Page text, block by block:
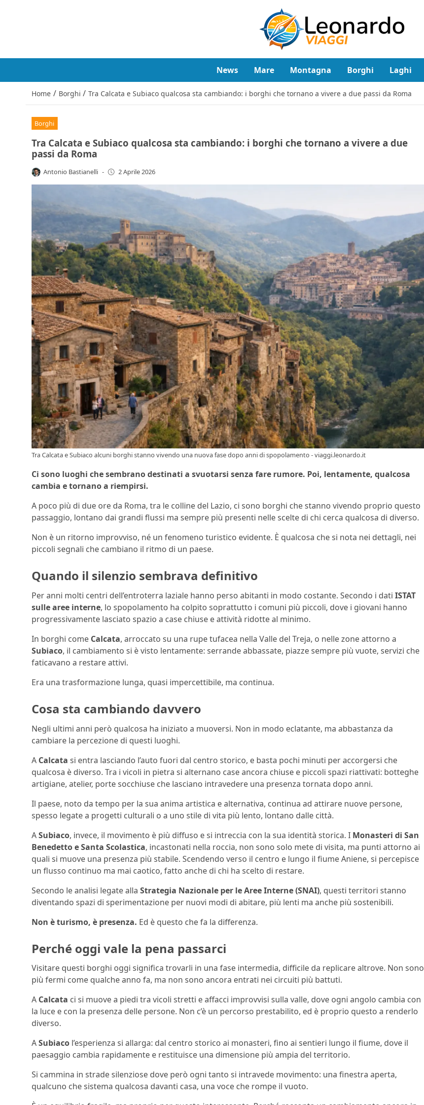
News Mare Montagna Borghi Laghi
Home / Borghi / Tra Calcata e Subiaco qualcosa sta cambiando: i borghi che tornano a vivere a due passi da Roma
Borghi
Tra Calcata e Subiaco qualcosa sta cambiando: i borghi che tornano a vivere a due
passi da Roma
Antonio Bastianelli - 2 Aprile 2026
Tra Calcata e Subiaco alcuni borghi stanno vivendo una nuova fase dopo anni di spopolamento - viaggi.leonardo.it
Ci sono luoghi che sembrano destinati a svuotarsi senza fare rumore. Poi, lentamente, qualcosa
cambia e tornano a riempirsi.
A poco più di due ore da Roma, tra le colline del Lazio, ci sono borghi che stanno vivendo proprio questo
passaggio, lontano dai grandi flussi ma sempre più presenti nelle scelte di chi cerca qualcosa di diverso.
Non è un ritorno improvviso, né un fenomeno turistico evidente. È qualcosa che si nota nei dettagli, nei
piccoli segnali che cambiano il ritmo di un paese.
Quando il silenzio sembrava definitivo
Per anni molti centri dell’entroterra laziale hanno perso abitanti in modo costante. Secondo i dati ISTAT
sulle aree interne, lo spopolamento ha colpito soprattutto i comuni più piccoli, dove i giovani hanno
progressivamente lasciato spazio a case chiuse e attività ridotte al minimo.
In borghi come Calcata, arroccato su una rupe tufacea nella Valle del Treja, o nelle zone attorno a
Subiaco, il cambiamento si è visto lentamente: serrande abbassate, piazze sempre più vuote, servizi che
faticavano a restare attivi.
Era una trasformazione lunga, quasi impercettibile, ma continua.
Cosa sta cambiando davvero
Negli ultimi anni però qualcosa ha iniziato a muoversi. Non in modo eclatante, ma abbastanza da
cambiare la percezione di questi luoghi.
A Calcata si entra lasciando l’auto fuori dal centro storico, e basta pochi minuti per accorgersi che
qualcosa è diverso. Tra i vicoli in pietra si alternano case ancora chiuse e piccoli spazi riattivati: botteghe
artigiane, atelier, porte socchiuse che lasciano intravedere una presenza tornata dopo anni.
Il paese, noto da tempo per la sua anima artistica e alternativa, continua ad attirare nuove persone,
spesso legate a progetti culturali o a uno stile di vita più lento, lontano dalle città.
ASubiaco, invece, il movimento è più diffuso e si intreccia con la sua identità storica. I Monasteri di San
Benedetto e Santa Scolastica, incastonati nella roccia, non sono solo mete di visita, ma punti attorno ai
quali si muove una presenza più stabile. Scendendo verso il centro e lungo il fiume Aniene, si percepisce
un flusso continuo ma mai caotico, fatto anche di chi ha scelto di restare.
Secondo le analisi legate alla Strategia Nazionale per le Aree Interne (SNAI), questi territori stanno
diventando spazi di sperimentazione per nuovi modi di abitare, più lenti ma anche più sostenibili.
Non è turismo, è presenza. Ed è questo che fa la differenza.
Perché oggi vale la pena passarci
Visitare questi borghi oggi significa trovarli in una fase intermedia, difficile da replicare altrove. Non sono
più fermi come qualche anno fa, ma non sono ancora entrati nei circuiti più battuti.
A Calcata ci si muove a piedi tra vicoli stretti e affacci improvvisi sulla valle, dove ogni angolo cambia con
la luce e con la presenza delle persone. Non c’è un percorso prestabilito, ed è proprio questo a renderlo
diverso.
ASubiaco l’esperienza si allarga: dal centro storico ai monasteri, fino ai sentieri lungo il fiume, dove il
paesaggio cambia rapidamente e restituisce una dimensione più ampia del territorio.
Si cammina in strade silenziose dove però ogni tanto si intravede movimento: una finestra aperta,
qualcuno che sistema qualcosa davanti casa, una voce che rompe il vuoto.